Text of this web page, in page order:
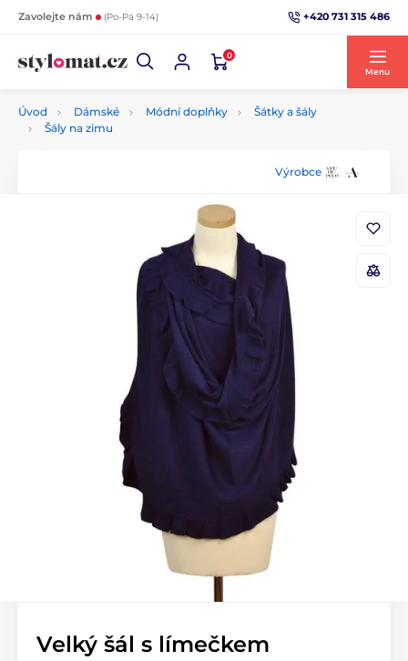
Zavolejte nám (Po-Pá 9-14) +420 731 315 486
0
Menu
Úvod Dámské Módní doplňky
Šátky a šály
Šály na zimu
Výrobce
Velký šál s límečkem